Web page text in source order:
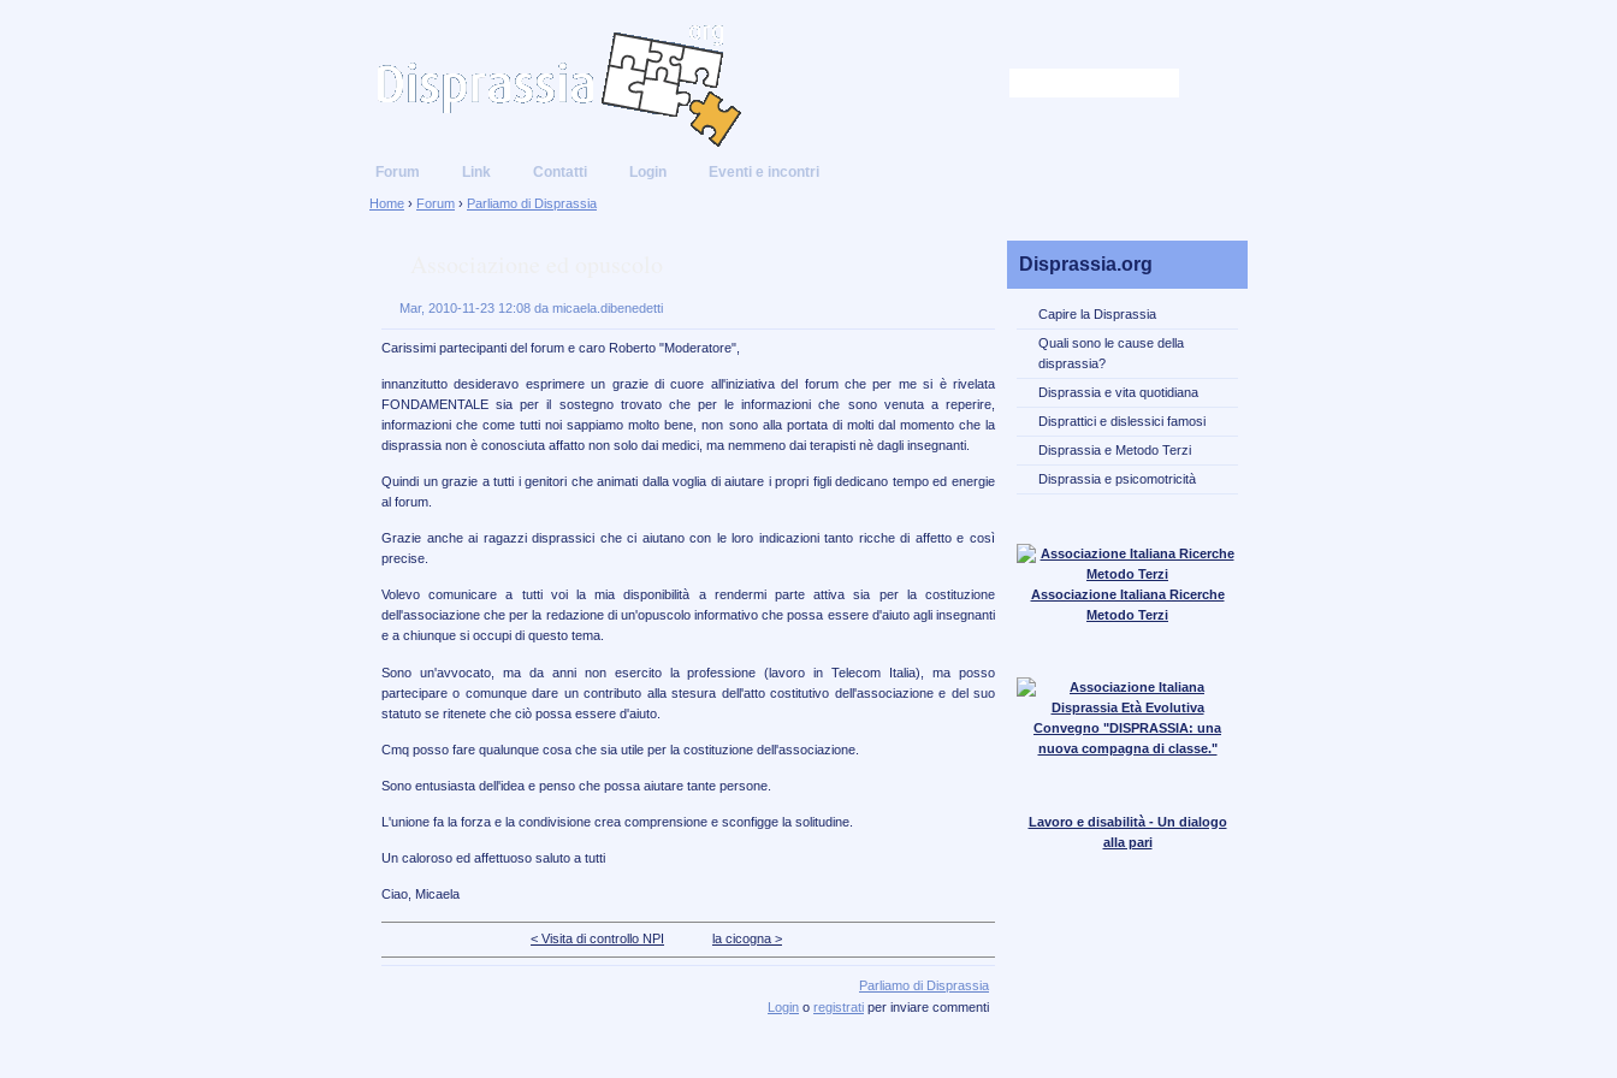
Forum Link Contatti Login Eventi e incontri
Home › Forum › Parliamo di Disprassia
Mar, 2010-11-23 12:08 da micaela.dibenedetti
Carissimi partecipanti del forum e caro Roberto "Moderatore",
innanzitutto desideravo esprimere un grazie di cuore all'iniziativa del forum che per me si è rivelata
FONDAMENTALE sia per il sostegno trovato che per le informazioni che sono venuta a reperire,
informazioni che come tutti noi sappiamo molto bene, non sono alla portata di molti dal momento che la
disprassia non è conosciuta affatto non solo dai medici, ma nemmeno dai terapisti nè dagli insegnanti.
Quindi un grazie a tutti i genitori che animati dalla voglia di aiutare i propri figli dedicano tempo ed energie
al forum.
Grazie anche ai ragazzi disprassici che ci aiutano con le loro indicazioni tanto ricche di affetto e così
precise.
Volevo comunicare a tutti voi la mia disponibilità a rendermi parte attiva sia per la costituzione
dell'associazione che per la redazione di un'opuscolo informativo che possa essere d'aiuto agli insegnanti
e a chiunque si occupi di questo tema.
Sono un'avvocato, ma da anni non esercito la professione (lavoro in Telecom Italia), ma posso
partecipare o comunque dare un contributo alla stesura dell'atto costitutivo dell'associazione e del suo
statuto se ritenete che ciò possa essere d'aiuto.
Cmq posso fare qualunque cosa che sia utile per la costituzione dell'associazione.
Sono entusiasta dell'idea e penso che possa aiutare tante persone.
L'unione fa la forza e la condivisione crea comprensione e sconfigge la solitudine.
Un caloroso ed affettuoso saluto a tutti
Ciao, Micaela
< Visita di controllo NPI la cicogna >
Parliamo di Disprassia
Login o registrati per inviare commenti
Disprassia.org
Capire la Disprassia
Quali sono le cause della
disprassia?
Disprassia e vita quotidiana
Disprattici e dislessici famosi
Disprassia e Metodo Terzi
Disprassia e psicomotricità
Associazione Italiana Ricerche
Metodo Terzi
Convegno "DISPRASSIA: una
nuova compagna di classe."
Lavoro e disabilità - Un dialogo
alla pari